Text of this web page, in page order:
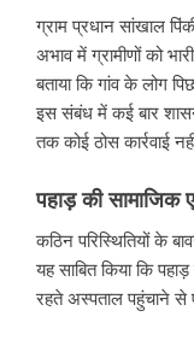
ग्राम प्रधान सांखाल
अभाव में ग्रामीणों को
बताया कि गांव के लोग
इस संबंध में कई बार
तक कोई ठोस कार्रवाई
पहाड़ की सामाजिक
कठिन परिस्थितियों के
यह साबित किया कि
रहते अस्पताल पहुंचाने से